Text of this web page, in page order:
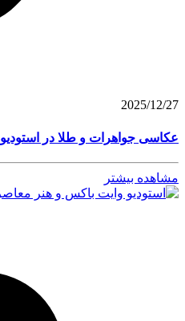
2025/12/27
عکاسی جواهرات و طلا در استودیو
مشاهده بیشتر